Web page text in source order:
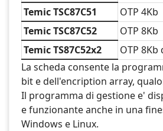
Temic TSC87C51
OTP 4Kb
Temic TSC87C52
OTP 8Kb
Temic TS87C52x2
OTP
La scheda consente la
bit e dell'encription array,
Il programma di gestione e'
e funzionante anche in una
Windows e Linux.